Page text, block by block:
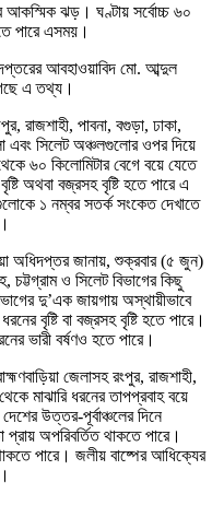
আকস্মিক ঝড়। ঘণ্টায় সর্বোচ্চ ৬০
পারে এসময়।
আবহাওয়াবিদ মো. আব্দুল
এ তথ্য।
রাজশাহী, পাবনা, বগুড়া, ঢাকা,
এবং সিলেট অঞ্চলগুলোর ওপর দিয়ে
৬০ কিলোমিটার বেগে বয়ে যেতে
অথবা বজ্রসহ বৃষ্টি হতে পারে এ
১ নম্বর সতর্ক সংকেত দেখাতে
অধিদপ্তর জানায়, শুক্রবার (৫ জুন)
চট্টগ্রাম ও সিলেট বিভাগের কিছু
দু’এক জায়গায় অস্থায়ীভাবে
বৃষ্টি বা বজ্রসহ বৃষ্টি হতে পারে।
ভারী বর্ষণও হতে পারে।
জেলাসহ রংপুর, রাজশাহী,
মাঝারি ধরনের তাপপ্রবাহ বয়ে
উত্তর-পূর্বাঞ্চলের দিনে
অপরিবর্তিত থাকতে পারে।
পারে। জলীয় বাষ্পের আধিক্যের